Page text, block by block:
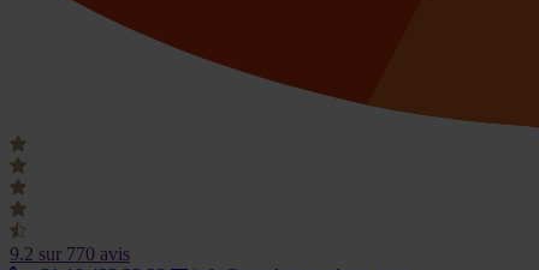
9.2 sur 770 avis